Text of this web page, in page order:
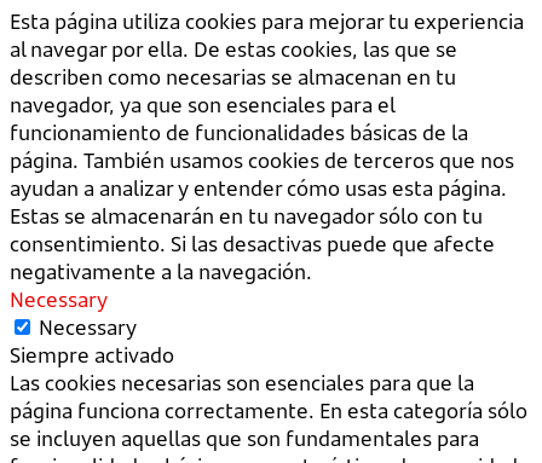
Esta página utiliza cookies para mejorar tu experiencia
al navegar por ella. De estas cookies, las que se
describen como necesarias se almacenan en tu
navegador, ya que son esenciales para el
funcionamiento de funcionalidades básicas de la
página. También usamos cookies de terceros que nos
ayudan a analizar y entender cómo usas esta página.
Estas se almacenarán en tu navegador sólo con tu
consentimiento. Si las desactivas puede que afecte
negativamente a la navegación.
Necessary
Necessary
Siempre activado
Las cookies necesarias son esenciales para que la
página funciona correctamente. En esta categoría sólo
se incluyen aquellas que son fundamentales para